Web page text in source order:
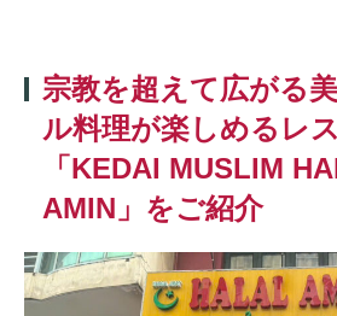
宗教を超えて広がる
ル料理が楽しめるレ
「KEDAI MUSLIM
AMIN」をご紹介